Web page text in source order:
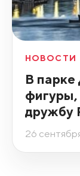
НОВОСТИ
В
дружбу
26